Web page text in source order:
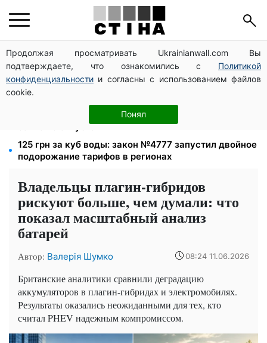
Продолжая просматривать Ukrainianwall.com Вы
подтверждаете, что ознакомились с Политикой
конфиденциальности и согласны с использованием файлов
cookie.
Понял
Налоговые номера мужчин 18–60 лет передадут
ТЦК: Кабмин утвердил новые правила поиска
12 300 грн от УВКБ ООН: пенсионеры и безработные
переселенцы получат выплаты в августе
Доллар по 44,50 грн, евро — 51,34: курс валют в
банках 9 августа
125 грн за куб воды: закон №4777 запустил двойное
подорожание тарифов в регионах
Владельцы плагин-гибридов
рискуют больше, чем думали: что
показал масштабный анализ
батарей
Автор: Валерія Шумко 08:24 11.06.2026
Британские аналитики сравнили деградацию
аккумуляторов в плагин-гибридах и электромобилях.
Результаты оказались неожиданными для тех, кто
считал PHEV надежным компромиссом.